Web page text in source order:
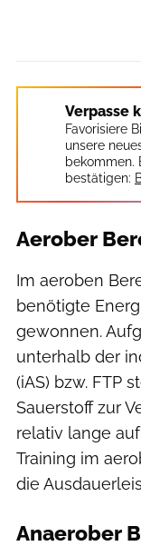
Verpasse
Favorisiere
unsere
bekommen.
bestätigen:
Aerober
Im aeroben
benötigte
gewonnen.
unterhalb der
(iAS) bzw. FTP
Sauerstoff zur
relativ lange
Training im
die
Anaerober